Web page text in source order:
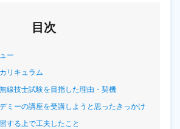
目次
ー
リキュラム
線技士試験を目指した理由・契機
ミーの講座を受講しようと思ったきっかけ
する上で工夫したこと